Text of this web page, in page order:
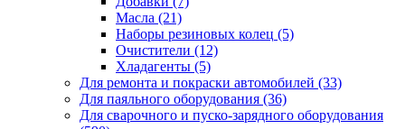
Масла (21)
Наборы резиновых колец (5)
Очистители (12)
Хладагенты (5)
Для ремонта и покраски автомобилей (33)
Для паяльного оборудования (36)
Для сварочного и пуско-зарядного оборудования